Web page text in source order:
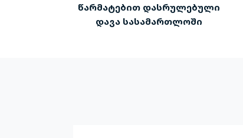
წარმატებით დასრულებული
დავა სასამართლოში